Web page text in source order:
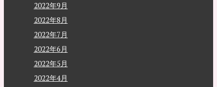
2022年9月
2022年8月
2022年7月
2022年6月
2022年5月
2022年4月